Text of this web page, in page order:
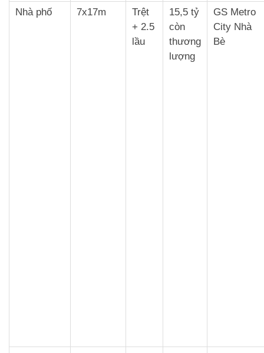
Nhà phố 7x17m
Trệt
+ 2.5
lầu
15,5 tỷ
còn
thương
lượng
GS Metro
City Nhà
Bè